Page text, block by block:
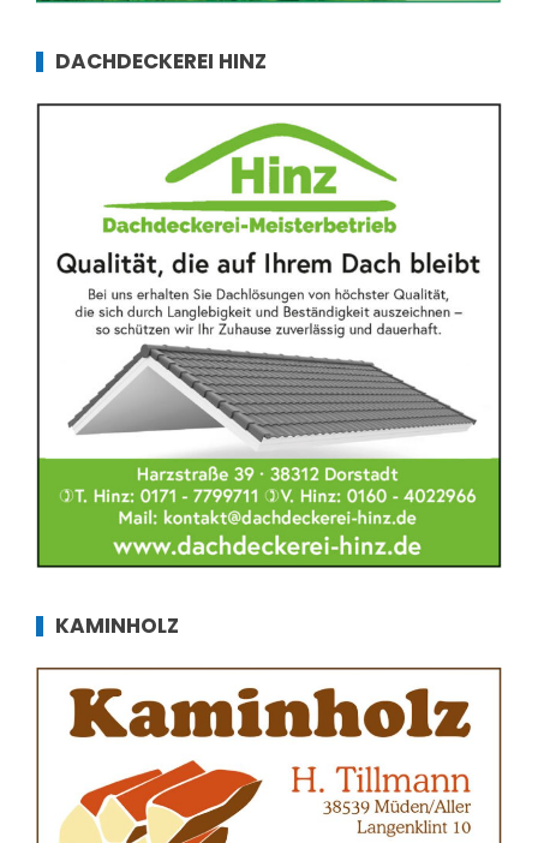
DACHDECKEREI HINZ
KAMINHOLZ